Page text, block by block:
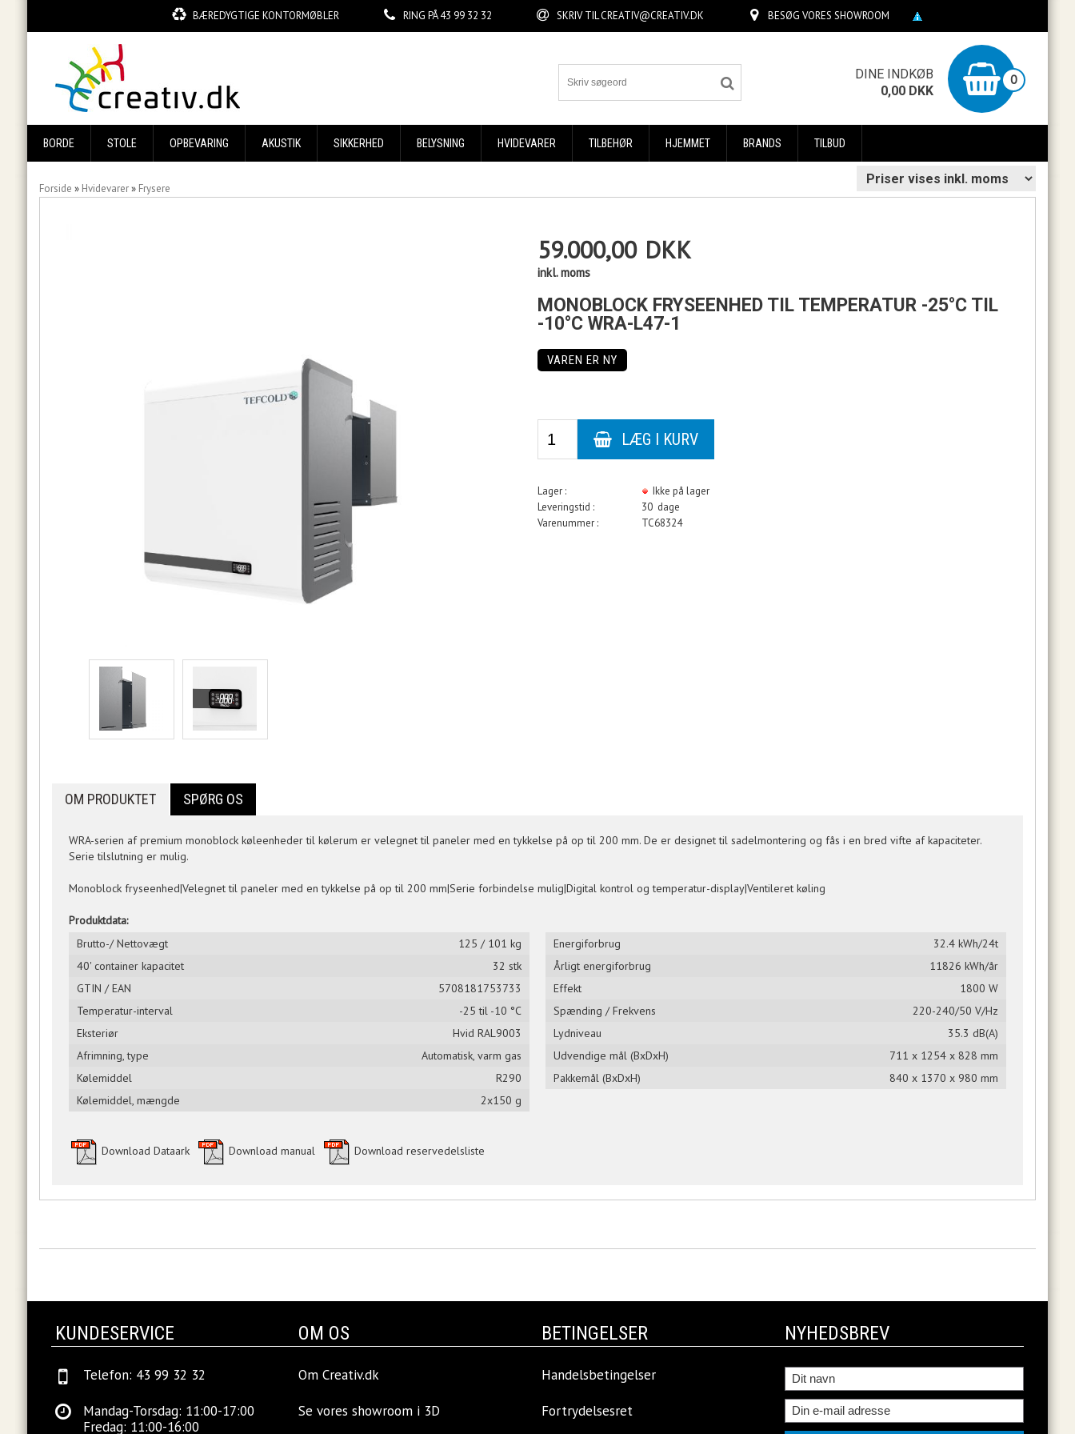
BÆREDYGTIGE KONTORMØBLER RING PÅ43 99 32 32 SKRIV TILCREATIV@CREATIV.DK BESØG VORES SHOWROOM
DINE INDKØB 0
0,00 DKK
BORDE STOLE OPBEVARING AKUSTIK SIKKERHED BELYSNING HVIDEVARER TILBEHØR HJEMMET BRANDS TILBUD
Forside » Hvidevarer» Frysere
59.000,00 DKK
inkl. moms
MONOBLOCK FRYSEENHED TIL TEMPERATUR -25°C TIL
-10°C WRA-L47-1
VAREN ER NY
Lager :
Ikke på lager
Leveringstid :
30 dage
Varenummer :
TC68324
OM PRODUKTET SPØRG OS
WRA-serien af premium monoblock køleenheder til kølerum er velegnet til paneler med en tykkelse på op til 200 mm. De er designet til sadelmontering og fås i en bred vifte af kapaciteter.
Serie tilslutning er mulig.
Monoblock fryseenhed|Velegnet til paneler med en tykkelse på op til 200 mm|Serie forbindelse mulig|Digital kontrol og temperatur-display|Ventileret køling
Produktdata:
Brutto-/ Nettovægt
125 / 101 kg
40' container kapacitet
32 stk
GTIN / EAN
5708181753733
Temperatur-interval
-25 til -10 °C
Eksteriør
Hvid RAL9003
Afrimning, type
Automatisk, varm gas
Kølemiddel
R290
Kølemiddel, mængde
2x150 g
Energiforbrug
32.4 kWh/24t
Årligt energiforbrug
11826 kWh/år
Effekt
1800 W
Spænding / Frekvens
220-240/50 V/Hz
Lydniveau
35.3 dB(A)
Udvendige mål (BxDxH)
711 x 1254 x 828 mm
Pakkemål (BxDxH)
840 x 1370 x 980 mm
Download Dataark Download manual Download reservedelsliste
KUNDESERVICE
Telefon: 43 99 32 32
Mandag-Torsdag: 11:00-17:00
Fredag: 11:00-16:00
OM OS
Om Creativ.dk
Se vores showroom i 3D
BETINGELSER
Handelsbetingelser
Fortrydelsesret
NYHEDSBREV